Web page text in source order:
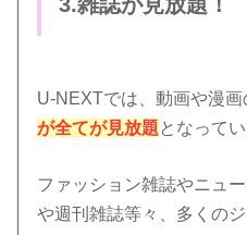
U-NEXTでは、動画や漫画
が全てが見放題 となってい
ファッション雑誌やニュ
や週刊雑誌等々、多くの